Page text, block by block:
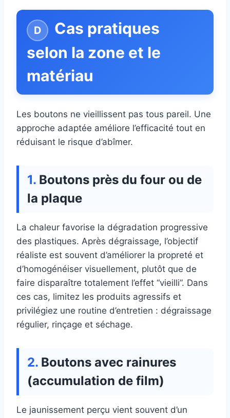
Cas pratiques
selon la zone et le
matériau
Les boutons ne vieillissent pas tous pareil. Une
approche adaptée améliore l’efficacité tout en
réduisant le risque d’abîmer.
Boutons près du four ou de
la plaque
La chaleur favorise la dégradation progressive
des plastiques. Après dégraissage, l’objectif
réaliste est souvent d’améliorer la propreté et
d’homogénéiser visuellement, plutôt que de
faire disparaître totalement l’effet “vieilli”. Dans
ces cas, limitez les produits agressifs et
privilégiez une routine d’entretien : dégraissage
régulier, rinçage et séchage.
Boutons avec rainures
(accumulation de film)
Le jaunissement perçu vient souvent d’un